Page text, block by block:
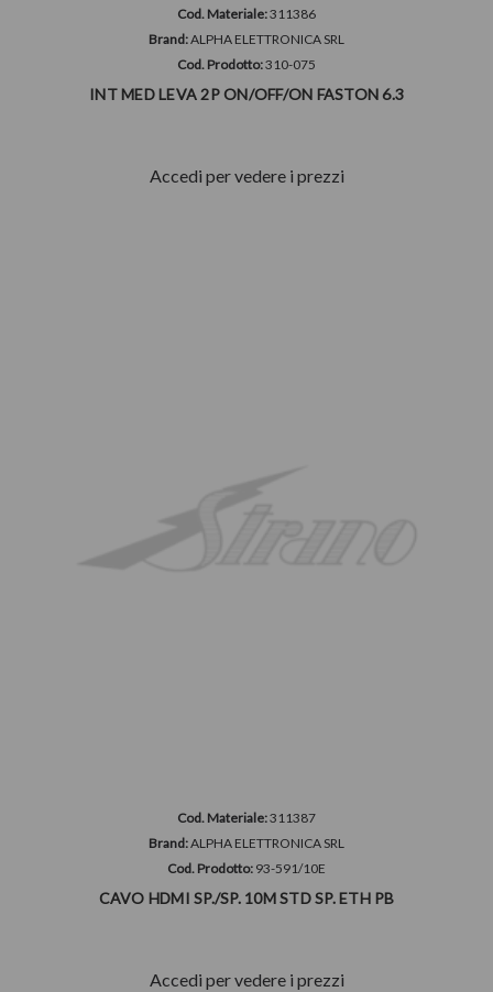
Cod. Materiale:311386
Brand:ALPHA ELETTRONICA SRL
Cod. Prodotto:310-075
INT MED LEVA 2P ON/OFF/ON FASTON 6.3
Accedi per vedere i prezzi
Cod. Materiale:311387
Brand:ALPHA ELETTRONICA SRL
Cod. Prodotto: 93-591/10E
CAVO HDMI SP./SP. 10M STD SP. ETH PB
Accedi per vedere i prezzi